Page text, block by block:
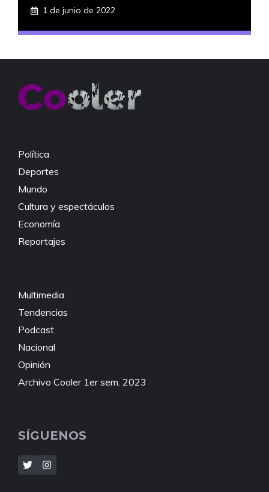
1 de junio de 2022
Política
Deportes
Mundo
Cultura y espectáculos
Economía
Reportajes
Multimedia
Tendencias
Podcast
Nacional
Opinión
Archivo Cooler 1er sem. 2023
SÍGUENOS